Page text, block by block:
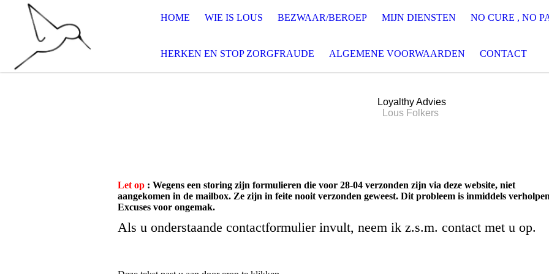
HOME WIE IS LOUS BEZWAAR/BEROEP MIJN DIENSTEN NO CURE , NO
HERKEN EN STOP ZORGFRAUDE ALGEMENE VOORWAARDEN CONTACT
Loyalthy Advies
Lous Folkers
Let op : Wegens een storing zijn formulieren die voor 28-04 verzonden zijn via deze website, niet
aangekomen in de mailbox. Ze zijn in feite nooit verzonden geweest. Dit probleem is inmiddels
Excuses voor ongemak.
Als u onderstaande contactformulier invult, neem ik z.s.m. contact met u op.